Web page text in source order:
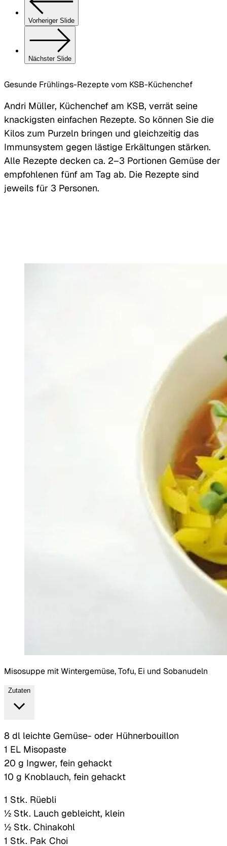
Vorheriger Slide
Nächster Slide
Gesunde Frühlings-Rezepte vom KSB-Küchenchef
Andri Müller, Küchenchef am KSB, verrät seine
knackigsten einfachen Rezepte. So können Sie die
Kilos zum Purzeln bringen und gleichzeitig das
Immunsystem gegen lästige Erkältungen stärken.
Alle Rezepte decken ca. 2–3 Portionen Gemüse der
empfohlenen fünf am Tag ab. Die Rezepte sind
jeweils für 3 Personen.
Misosuppe mit Wintergemüse, Tofu, Ei und Sobanudeln
Zutaten
8 dl leichte Gemüse- oder Hühnerbouillon
1 EL Misopaste
20 g Ingwer, fein gehackt
10 g Knoblauch, fein gehackt
1 Stk. Rüebli
½ Stk. Lauch gebleicht, klein
½ Stk. Chinakohl
1 Stk. Pak Choi